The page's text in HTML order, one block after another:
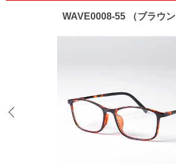
WAVE0008-55 （ブラウン